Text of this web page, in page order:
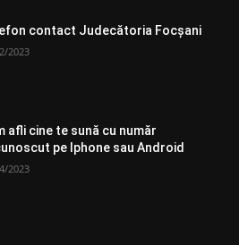
contact Judecătoria Focșani
2023
afli cine te sună cu număr
pe Iphone sau Android
2023